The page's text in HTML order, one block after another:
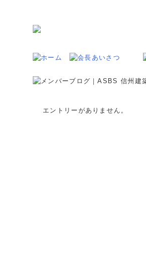
エントリーがありません。